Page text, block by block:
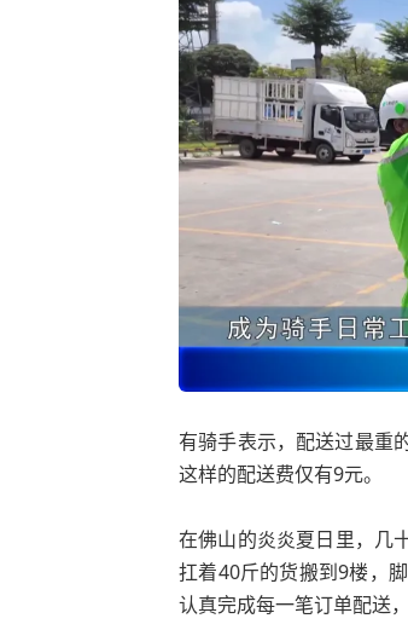
有骑手表示，配送过最重
这样的配送费仅有9元。
在佛山的炎炎夏日里，几
扛着40斤的货搬到9楼，
认真完成每一笔订单配送